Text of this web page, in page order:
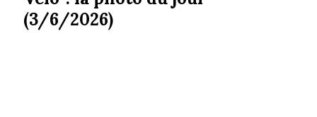
(3/6/2026)